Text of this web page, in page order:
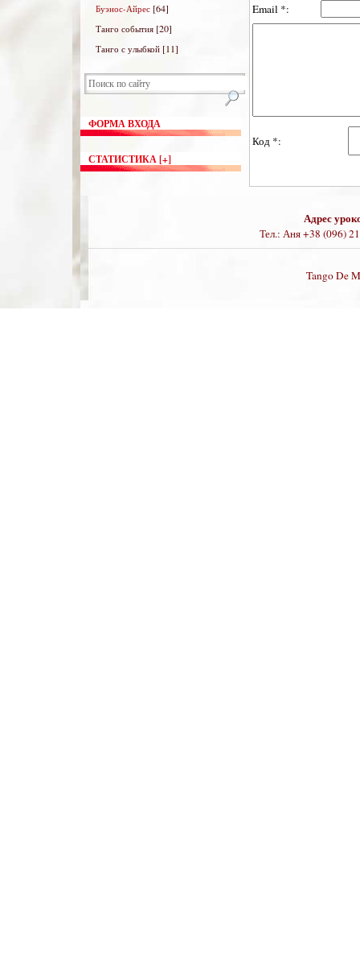
Буэнос-Айрес [64]
Танго события [20]
Танго с улыбкой [11]
ФОРМА ВХОДА
СТАТИСТИКА [+]
Email *:
Код *:
Адрес
Тел.: Аня +38 (096)
Tango De